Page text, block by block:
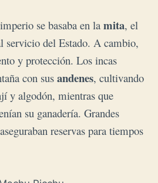
se basaba en la mita, el
servicio del Estado. A cambio,
y protección. Los incas
con sus andenes, cultivando
y algodón, mientras que
su ganadería. Grandes
aseguraban reservas para tiempos